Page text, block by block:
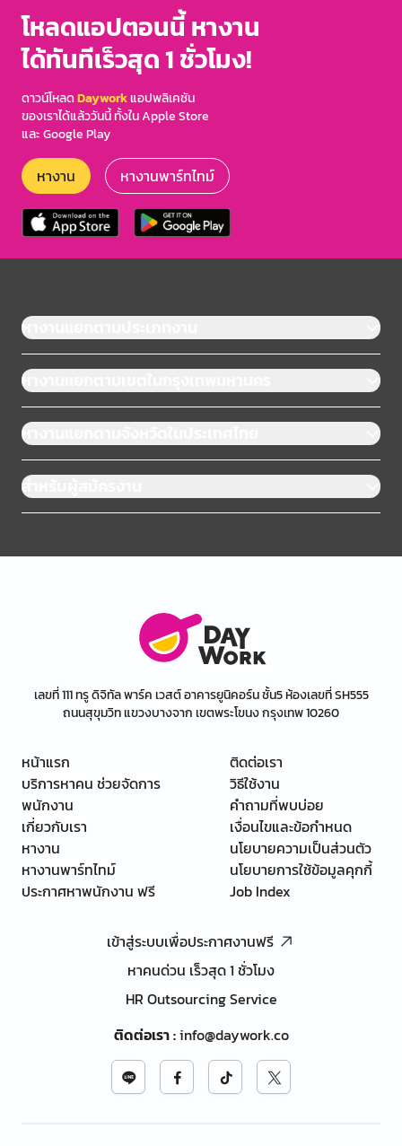
โหลดแอปตอนนี้ หางาน
ได้ทันทีเร็วสุด 1 ชั่วโมง!
ดาวน์โหลดDayworkแอปพลิเคชัน
ของเราได้แล้ววันนี้ ทั้งใน Apple Store
และ Google Play
หางาน หางานพาร์ทไทม์
หางานแยกตามประเภทงาน
หางานแยกตามเขตในกรุงเทพมหานคร
หางานแยกตามจังหวัดในประเทศไทย
สำหรับผู้สมัครงาน
เลขที่ 111 ทรู ดิจิทัล พาร์ค เวสต์ อาคารยูนิคอร์น ชั้น5 ห้องเลขที่ SH555
ถนนสุขุมวิท แขวงบางจาก เขตพระโขนง กรุงเทพ 10260
หน้าแรก
บริการหาคน ช่วยจัดการ
พนักงาน
เกี่ยวกับเรา
หางาน
หางานพาร์ทไทม์
ประกาศหาพนักงาน ฟรี
ติดต่อเรา
วิธีใช้งาน
คำถามที่พบบ่อย
เงื่อนไขและข้อกำหนด
นโยบายความเป็นส่วนตัว
นโยบายการใช้ข้อมูลคุกกี้
Job Index
เข้าสู่ระบบเพื่อประกาศงานฟรี
หาคนด่วน เร็วสุด 1 ชั่วโมง
HR Outsourcing Service
ติดต่อเรา:info@daywork.co